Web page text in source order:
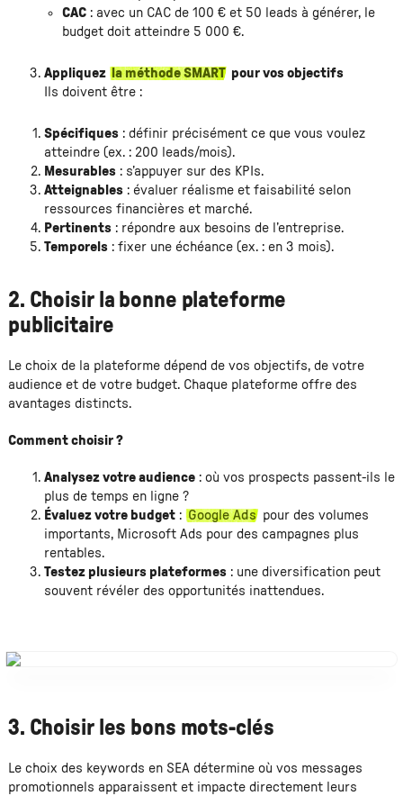
CAC: avec un CAC de 100 € et 50 leads à générer, le
budget doit atteindre 5 000 €.
Appliquez la méthode SMART pour vos objectifs
Ils doivent être :
Spécifiques: définir précisément ce que vous voulez
atteindre (ex. : 200 leads/mois).
Mesurables: s’appuyer sur des KPIs.
Atteignables: évaluer réalisme et faisabilité selon
ressources financières et marché.
Pertinents: répondre aux besoins de l’entreprise.
Temporels: fixer une échéance (ex. : en 3 mois).
2. Choisir la bonne plateforme
publicitaire
Le choix de la plateforme dépend de vos objectifs, de votre
audience et de votre budget. Chaque plateforme offre des
avantages distincts.
Comment choisir ?
Analysez votre audience: où vos prospects passent-ils le
plus de temps en ligne ?
Évaluez votre budget: Google Ads pour des volumes
importants, Microsoft Ads pour des campagnes plus
rentables.
Testez plusieurs plateformes: une diversification peut
souvent révéler des opportunités inattendues.
3. Choisir les bons mots-clés
Le choix des keywords en SEA détermine où vos messages
promotionnels apparaissent et impacte directement leurs